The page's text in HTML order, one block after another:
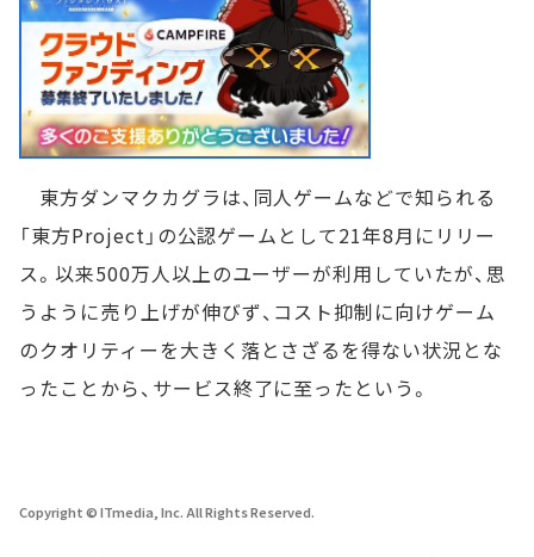
東方ダンマクカグラは、同人ゲームなどで知られる
「東方Project」の公認ゲームとして21年8月にリリー
ス。以来500万人以上のユーザーが利用していたが、思
うように売り上げが伸びず、コスト抑制に向けゲーム
のクオリティーを大きく落とさざるを得ない状況とな
ったことから、サービス終了に至ったという。
Copyright © ITmedia, Inc. All Rights Reserved.